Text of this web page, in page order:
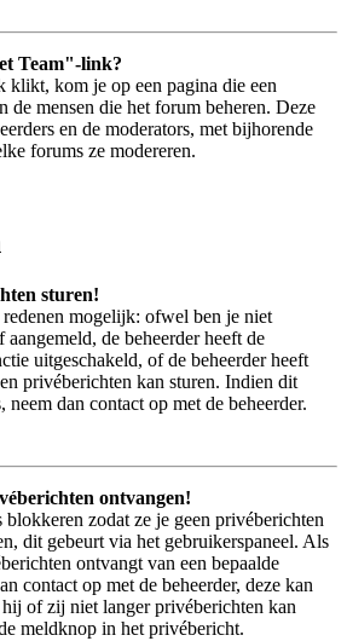
Team"-link?
klikt, kom je op een pagina die een
de mensen die het forum beheren. Deze
en de moderators, met bijhorende
forums ze modereren.
sturen!
mogelijk: ofwel ben je niet
aangemeld, de beheerder heeft de
uitgeschakeld, of de beheerder heeft
privéberichten kan sturen. Indien dit
neem dan contact op met de beheerder.
ontvangen!
blokkeren zodat ze je geen privéberichten
dit gebeurt via het gebruikerspaneel. Als
ontvangt van een bepaalde
contact op met de beheerder, deze kan
of zij niet langer privéberichten kan
meldknop in het privébericht.